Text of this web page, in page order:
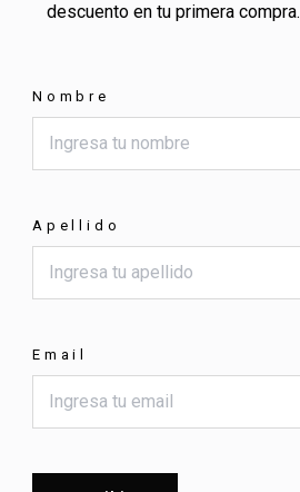
descuento en tu primera compra.
Nombre
Apellido
Email